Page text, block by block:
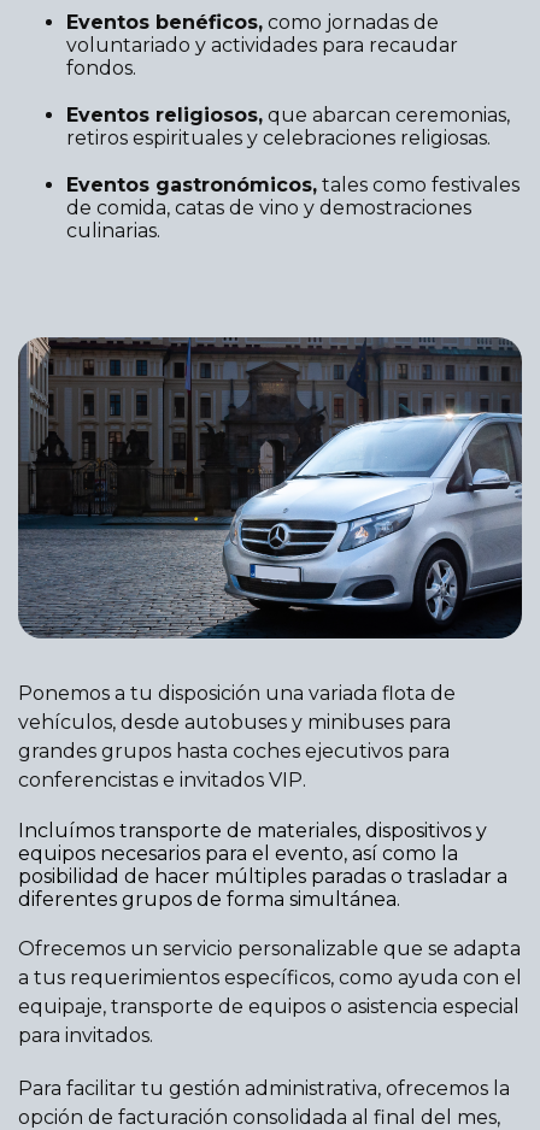
Eventos benéficos, como jornadas de
voluntariado y actividades para recaudar
fondos.
Eventos religiosos, que abarcan ceremonias,
retiros espirituales y celebraciones religiosas.
Eventos gastronómicos, tales como festivales
de comida, catas de vino y demostraciones
culinarias.
Ponemos a tu disposición una variada flota de
vehículos, desde autobuses y minibuses para
grandes grupos hasta coches ejecutivos para
conferencistas e invitados VIP.
Incluímos transporte de materiales, dispositivos y
equipos necesarios para el evento, así como la
posibilidad de hacer múltiples paradas o trasladar a
diferentes grupos de forma simultánea.
Ofrecemos un servicio personalizable que se adapta
a tus requerimientos específicos, como ayuda con el
equipaje, transporte de equipos o asistencia especial
para invitados.
Para facilitar tu gestión administrativa, ofrecemos la
opción de facturación consolidada al final del mes,